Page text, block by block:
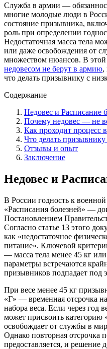
Служба в армии —
многие молодые люди в
состояние призывника,
роль при определении
Недостаточная масса тела
или даже освобождения от
множеством нюансов. В этой
недовесом не берут в армию,
что делать призывнику с
Содержание
Недовес и Расписание
Почему недовес — не
Как проходит процесс
Что делать призывнику
Отзывы и опыт
Заключение
Недовес и
В России годность к
«Расписания болезней» —
Постановлением
Согласно статье 13 этого
как «недостаточное
питание». Ключевой
— масса тела менее 45 кг
параметры встречаются
призывников подпадает под
При весе менее 45 кг
«Г» — временная отсрочка
набора веса. Если через год
может присвоить категорию
освобождает от службы в
Однако повторная отсрочка
предоставляется, и решение